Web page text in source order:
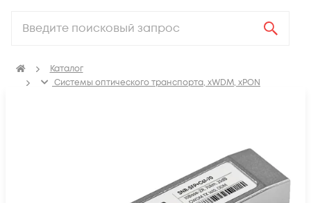
Каталог
Системы оптического транспорта, xWDM, xPON